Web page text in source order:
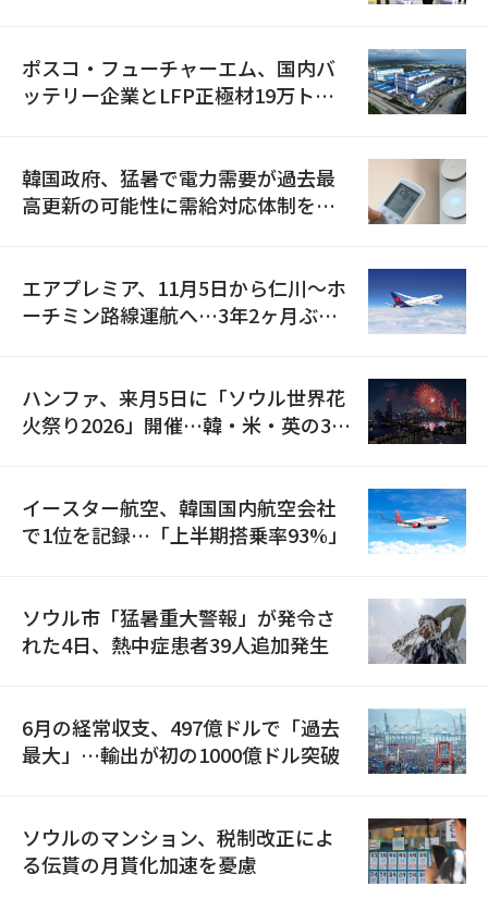
ポスコ・フューチャーエム、国内バ
ッテリー企業とLFP正極材19万トン
韓国政府、猛暑で電力需要が過去最
高更新の可能性に需給対応体制を点
エアプレミア、11月5日から仁川〜ホ
ーチミン路線運航へ…3年2ヶ月ぶり
ハンファ、来月5日に「ソウル世界花
火祭り2026」開催…韓・米・英の3カ
イースター航空、韓国国内航空会社
で1位を記録…「上半期搭乗率93%」
ソウル市「猛暑重大警報」が発令さ
れた4日、熱中症患者39人追加発生
6月の経常収支、497億ドルで「過去
最大」…輸出が初の1000億ドル突破
ソウルのマンション、税制改正によ
る伝貰の月貰化加速を憂慮